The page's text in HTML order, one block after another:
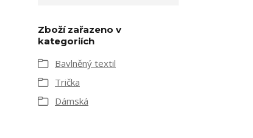
Zboží zařazeno v
kategoriích
Bavlněný textil
Trička
Dámská